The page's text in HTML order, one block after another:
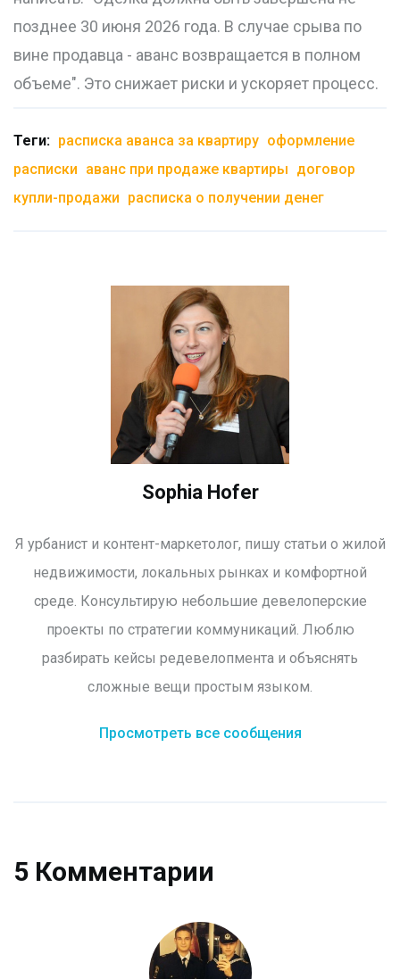
позднее 30 июня 2026 года. В случае срыва по
вине продавца - аванс возвращается в полном
объеме". Это снижает риски и ускоряет процесс.
Теги: расписка аванса за квартиру оформление
расписки аванс при продаже квартиры договор
купли-продажи расписка о получении денег
Sophia Hofer
Я урбанист и контент-маркетолог, пишу статьи о жилой
недвижимости, локальных рынках и комфортной
среде. Консультирую небольшие девелоперские
проекты по стратегии коммуникаций. Люблю
разбирать кейсы редевелопмента и объяснять
сложные вещи простым языком.
Просмотреть все сообщения
5 Комментарии